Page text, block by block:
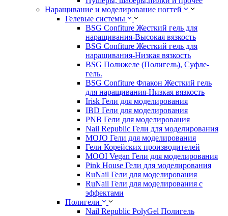
Наращивание и моделирование ногтей
Гелевые системы
BSG Confiture Жесткий гель для
наращивания-Высокая вязкость
BSG Confiture Жесткий гель для
наращивания-Низкая вязкость
BSG Полижеле (Полигель), Суфле-
гель.
BSG Confiture Флакон Жесткий гель
для наращивания-Низкая вязкость
Irisk Гели для моделирования
IBD Гели для моделирования
PNB Гели для моделирования
Nail Republic Гели для моделирования
MOJO Гели для моделирования
Гели Корейских производителей
MOOI Vegan Гели для моделирования
Pink House Гели для моделирования
RuNail Гели для моделирования
RuNail Гели для моделирования с
эффектами
Полигели
Nail Republic PolyGel Полигель